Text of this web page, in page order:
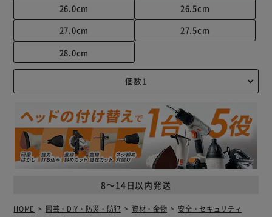
26.0cm
26.5cm
27.0cm
27.5cm
28.0cm
8～14日以内発送
HOME 園芸・DIY・防災・防犯 資材・金物
安全・セキュリティ